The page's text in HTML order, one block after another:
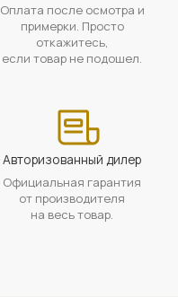
Оплата после осмотра и
примерки. Просто
откажитесь,
если товар не подошел.
Авторизованный дилер
Официальная гарантия
от производителя
на весь товар.